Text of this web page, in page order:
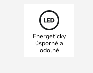
Energeticky
úsporné a
odolné